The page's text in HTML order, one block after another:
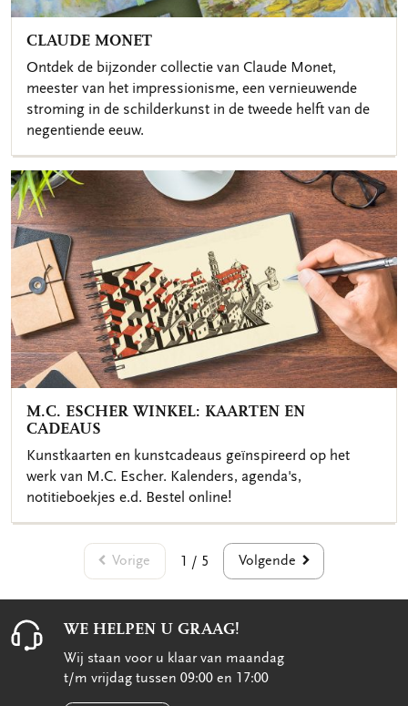
CLAUDE MONET
Ontdek de bijzonder collectie van Claude Monet,
meester van het impressionisme, een vernieuwende
stroming in de schilderkunst in de tweede helft van de
negentiende eeuw.
M.C. ESCHER WINKEL: KAARTEN EN
CADEAUS
Kunstkaarten en kunstcadeaus geïnspireerd op het
werk van M.C. Escher. Kalenders, agenda's,
notitieboekjes e.d. Bestel online!
Vorige 1 / 5 Volgende
WE HELPEN U GRAAG!
Wij staan voor u klaar van maandag
t/m vrijdag tussen 09:00 en 17:00